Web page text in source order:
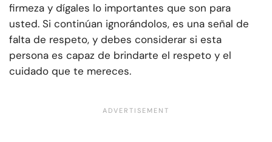
firmeza y dígales lo importantes que son para
usted. Si continúan ignorándolos, es una señal de
falta de respeto, y debes considerar si esta
persona es capaz de brindarte el respeto y el
cuidado que te mereces.